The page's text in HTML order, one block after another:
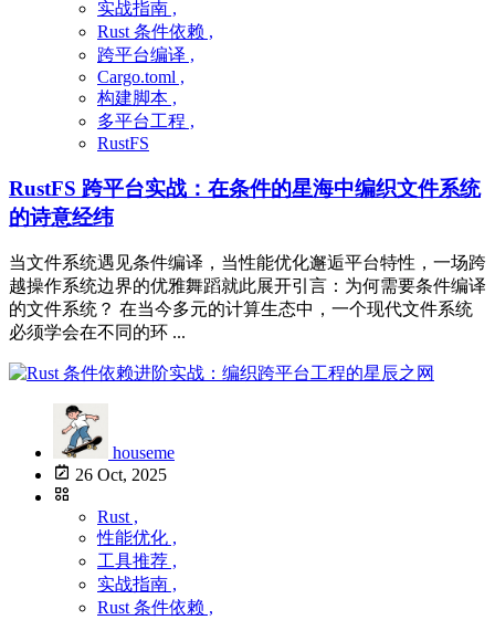
实战指南 ,
Rust 条件依赖 ,
跨平台编译 ,
Cargo.toml ,
构建脚本 ,
多平台工程 ,
RustFS
RustFS 跨平台实战：在条件的星海中编织文件系统
的诗意经纬
当文件系统遇见条件编译，当性能优化邂逅平台特性，一场跨
越操作系统边界的优雅舞蹈就此展开引言：为何需要条件编译
的文件系统？ 在当今多元的计算生态中，一个现代文件系统
必须学会在不同的环 ...
houseme
26 Oct, 2025
Rust ,
性能优化 ,
工具推荐 ,
实战指南 ,
Rust 条件依赖 ,